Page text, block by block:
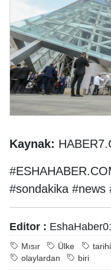
Kaynak:
#sondakika #news
Editor :
Mısır Ülke
olaylardan
biri